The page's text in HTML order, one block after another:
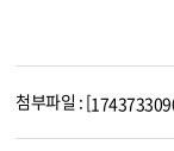
첨부파일 : [